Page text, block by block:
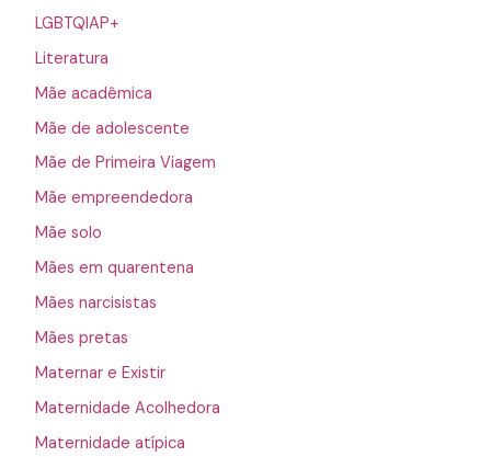
LGBTQIAP+
Literatura
Mãe acadêmica
Mãe de adolescente
Mãe de Primeira Viagem
Mãe empreendedora
Mãe solo
Mães em quarentena
Mães narcisistas
Mães pretas
Maternar e Existir
Maternidade Acolhedora
Maternidade atípica